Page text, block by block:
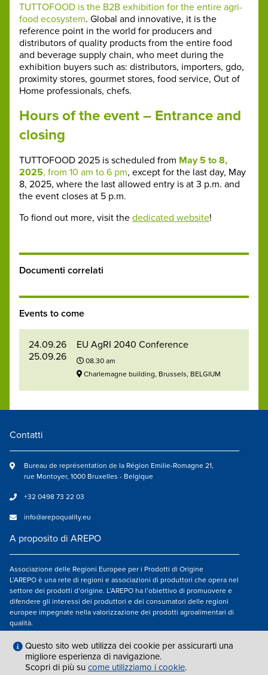
TUTTOFOOD is the B2B exhibition for the entire agri-
food ecosystem. Global and innovative, it is the
reference point in the world for producers and
distributors of quality products from the entire food
and beverage supply chain, who meet during the
exhibition buyers such as: distributors, importers, gdo,
proximity stores, gourmet stores, food service, Out of
Home professionals, chefs.
Hours of the event – Entrance and
closing
TUTTOFOOD 2025 is scheduled from May 5 to 8,
2025, from 10 am to 6 pm, except for the last day, May
8, 2025, where the last allowed entry is at 3 p.m. and
the event closes at 5 p.m.
To fiond out more, visit the dedicated website!
Documenti correlati
Events to come
24.09.26
25.09.26
EU AgRI 2040 Conference
08.30 am
Charlemagne building, Brussels, BELGIUM
Contatti
Bureau de représentation de la Région Emilie-Romagne 21,
rue Montoyer, 1000 Bruxelles - Belgique
+32 0498 73 22 03
info@arepoquality.eu
A proposito di AREPO
Associazione delle Regioni Europee per i Prodotti di Origine
L’AREPO è una rete di regioni e associazioni di produttori che opera nel
settore dei prodotti d’origine. L’AREPO ha l’obiettivo di promuovere e
difendere gli interessi dei produttori e dei consumatori delle regioni
europee impegnate nella valorizzazione dei prodotti agroalimentari di
qualità.
Seguici su
Questo sito web utilizza dei cookie per assicurarti una
migliore esperienza di navigazione.
Scopri di più su come utilizziamo i cookie.